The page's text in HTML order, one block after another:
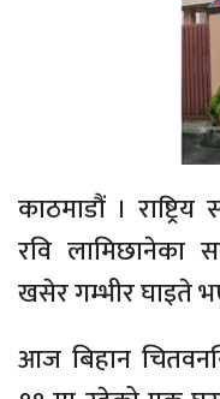
काठमाडौं । राष्ट्रिय
रवि लामिछानेका
खसेर गम्भीर घाइते
आज बिहान